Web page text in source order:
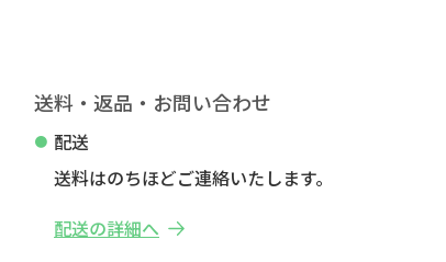
送料・返品・お問い合わせ
配送
送料はのちほどご連絡いたします。
配送の詳細へ